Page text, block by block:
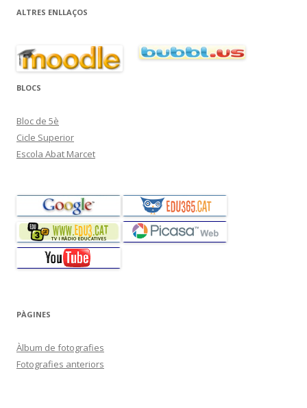
ALTRES ENLLAÇOS
BLOCS
Bloc de 5è
Cicle Superior
Escola Abat Marcet
PÀGINES
Àlbum de fotografies
Fotografies anteriors